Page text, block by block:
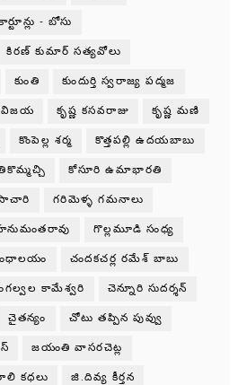
- బోసు
కిరణ్ కుమార్ సత్యవోలు
కుంతి కుందుర్తి స్వరాజ్య పద్మజ
విజయ కృష్ణ కసవరాజు కృష్ణ మణి
కొంపెల్ల శర్మ కొత్తపల్లి ఉదయబాబు
కోసూరి ఉమాభారతి
గరిమెళ్ళ గమనాలు
గొల్లమూడి సంధ్య
చందకచర్ల రమేశ్ బాబు
కామేశ్వరి చెన్నూరి సుదర్శన్
చైతన్యం చోటు తప్పిన పువ్వు
జయంతి వాసరచెట్ల
కధలు జి.దివ్య కీర్తన